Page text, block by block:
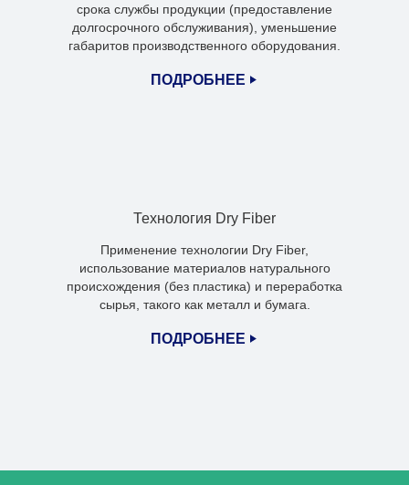
срока службы продукции (предоставление
долгосрочного обслуживания), уменьшение
габаритов производственного оборудования.
ПОДРОБНЕЕ
Технология Dry Fiber
Применение технологии Dry Fiber,
использование материалов натурального
происхождения (без пластика) и переработка
сырья, такого как металл и бумага.
ПОДРОБНЕЕ